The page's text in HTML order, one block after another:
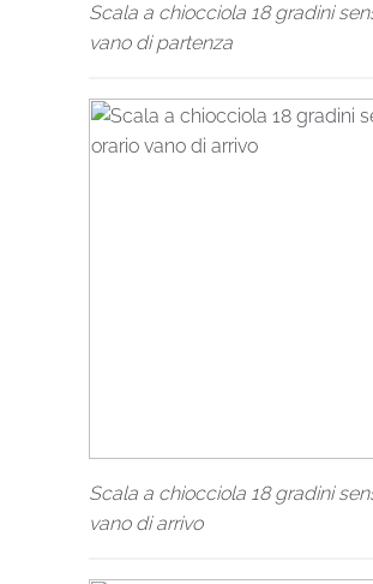
Scala a chiocciola 18 gradini
vano di partenza
Scala a chiocciola 18 gradini
vano di arrivo